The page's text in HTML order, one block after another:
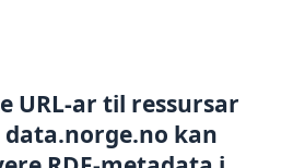
URL-ar til ressursar
data.norge.no kan